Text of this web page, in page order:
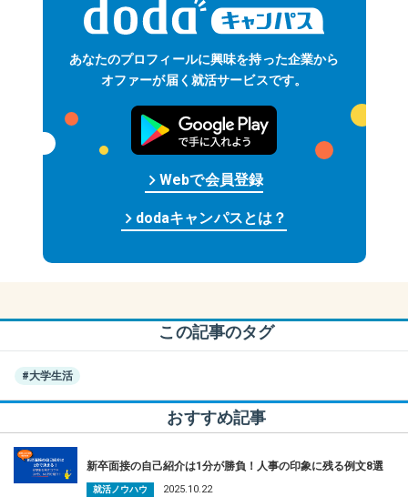
あなたのプロフィールに興味を持った企業から
オファーが届く 就活サービスです。
keyboard_arrow_rightdodaキャンパスとは？
keyboard_arrow_rightWebで会員登録
この記事のタグ
#大学生活
おすすめ記事
新卒面接の自己紹介は1分が勝負！人事の印象に残る例文8選
就活ノウハウ 2025.10.22